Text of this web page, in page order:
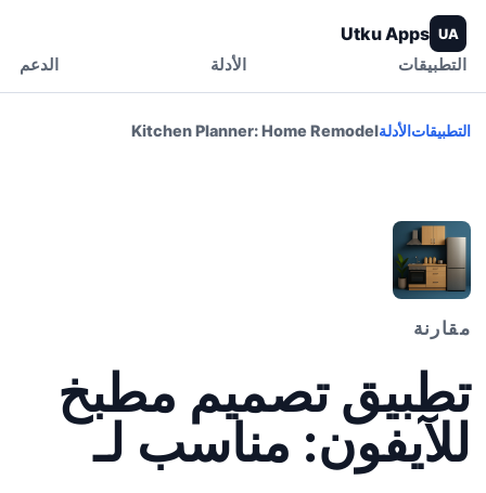
UA
Utku Apps
التطبيقات الأدلة الدعم
التطبيقاتالأدلةKitchen Planner: Home Remodel
مقارنة
تطبيق تصميم مطبخ
للآيفون: مناسب لـ